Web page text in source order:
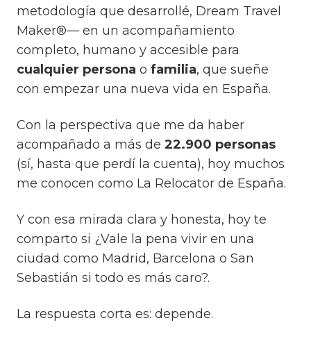
metodología que desarrollé, Dream Travel
Maker®— en un acompañamiento
completo, humano y accesible para
cualquier persona o familia, que sueñe
con empezar una nueva vida en España.
Con la perspectiva que me da haber
acompañado a más de 22.900 personas
(sí, hasta que perdí la cuenta), hoy muchos
me conocen como La Relocator de España.
Y con esa mirada clara y honesta, hoy te
comparto si ¿Vale la pena vivir en una
ciudad como Madrid, Barcelona o San
Sebastián si todo es más caro?.
La respuesta corta es: depende.